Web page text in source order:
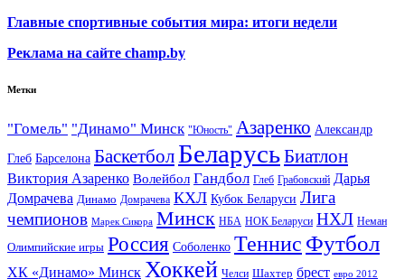
Главные спортивные события мира: итоги недели
Реклама на сайте champ.by
Метки
"Гомель" "Динамо" Минск "Юность" Азаренко Александр
Глеб Барселона БаскетболБеларусьБиатлон
Виктория Азаренко Волейбол Гандбол Глеб Грабовский Дарья
Домрачева Динамо Домрачева КХЛ Кубок Беларуси Лига
чемпионов Марек Сикора Минск НБА НОК Беларуси НХЛ Неман
Олимпийские игры Россия Соболенко Теннис Футбол
ХК «Динамо» Минск Хоккей Челси Шахтер брест евро 2012